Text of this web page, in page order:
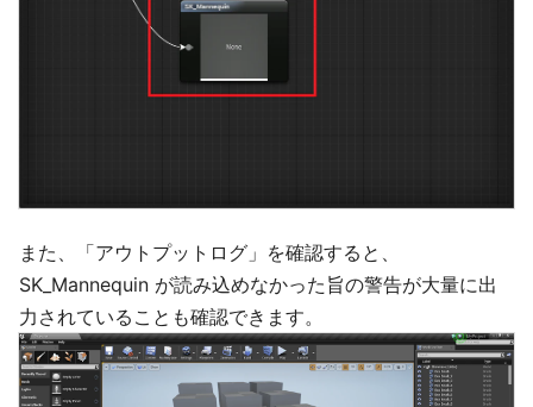
また、「アウトプットログ」を確認すると、
SK_Mannequin が読み込めなかった旨の警告が大量に出
力されていることも確認できます。